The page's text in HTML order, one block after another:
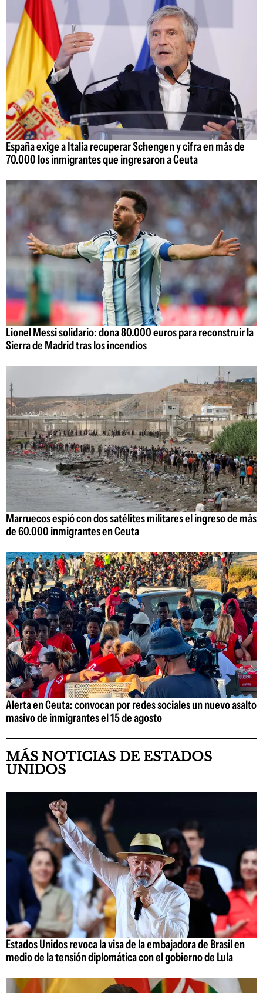
España exige a Italia recuperar Schengen y cifra en más de
70.000 los inmigrantes que ingresaron a Ceuta
Lionel Messi solidario: dona 80.000 euros para reconstruir la
Sierra de Madrid tras los incendios
Marruecos espió con dos satélites militares el ingreso de más
de 60.000 inmigrantes en Ceuta
Alerta en Ceuta: convocan por redes sociales un nuevo asalto
masivo de inmigrantes el 15 de agosto
MÁS NOTICIAS DE ESTADOS
UNIDOS
Estados Unidos revoca la visa de la embajadora de Brasil en
medio de la tensión diplomática con el gobierno de Lula